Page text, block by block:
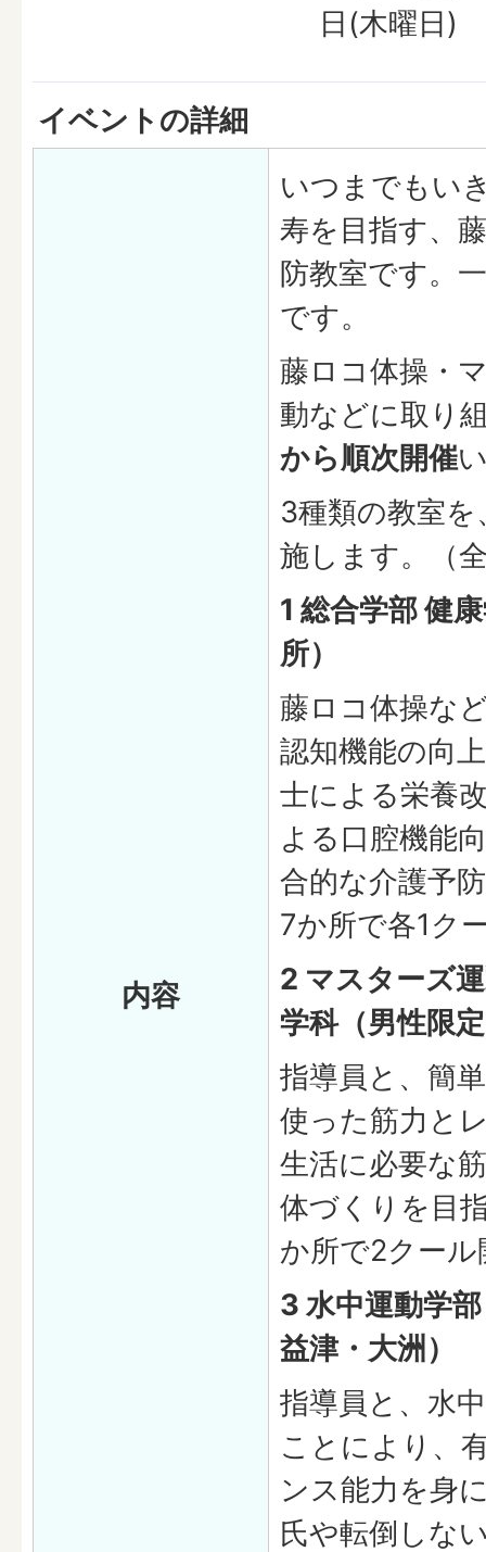
日(木曜日)
イベントの詳細
内容
いつまでもい
寿を目指す、
防教室です。
です。
藤ロコ体操・
動などに取り
から順次開催
3種類の教室
施します。（
1 総合学部 健
所）
藤ロコ体操な
認知機能の向
士による栄養
よる口腔機能
合的な介護予
7か所で各1ク
2 マスターズ
学科（男性限
指導員と、簡
使った筋力と
生活に必要な
体づくりを目
か所で2クール
3 水中運動学
益津・大洲）
指導員と、水
ことにより、
ンス能力を身
氏や転倒しな